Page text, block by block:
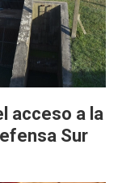
acceso a la
Sur